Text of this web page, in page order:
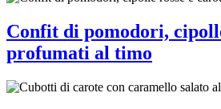
Confit di pomodori,
profumati al timo